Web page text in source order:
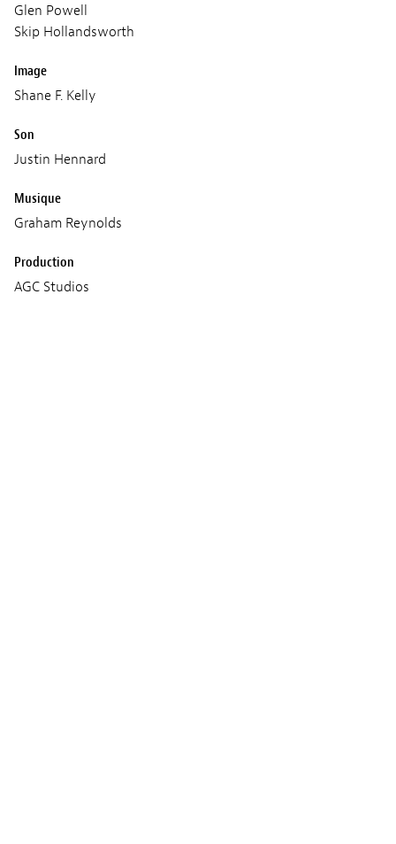
Glen Powell
Skip Hollandsworth
Image
Shane F. Kelly
Son
Justin Hennard
Musique
Graham Reynolds
Production
AGC Studios